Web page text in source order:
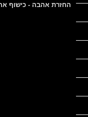
החזרת אהבה - כישוף